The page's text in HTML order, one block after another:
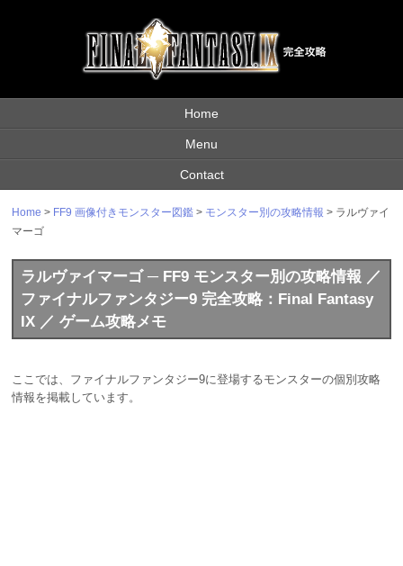
Home
Menu
Contact
Home > FF9 画像付きモンスター図鑑 > モンスター別の攻略情報 > ラルヴァイ
マーゴ
ラルヴァイマーゴ ─ FF9 モンスター別の攻略情報 ／
ファイナルファンタジー9 完全攻略：Final Fantasy
IX ／ ゲーム攻略メモ
ここでは、ファイナルファンタジー9に登場するモンスターの個別攻略
情報を掲載しています。